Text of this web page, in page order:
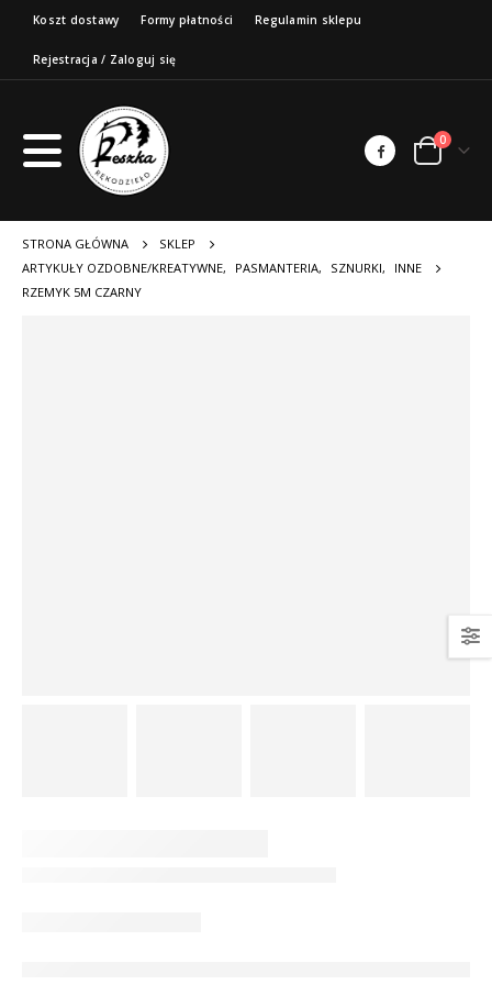
Koszt dostawy Formy płatności Regulamin sklepu
Rejestracja / Zaloguj się
0
STRONA GŁÓWNA
SKLEP
ARTYKUŁY OZDOBNE/KREATYWNE, PASMANTERIA, SZNURKI,
INNE
RZEMYK 5M CZARNY